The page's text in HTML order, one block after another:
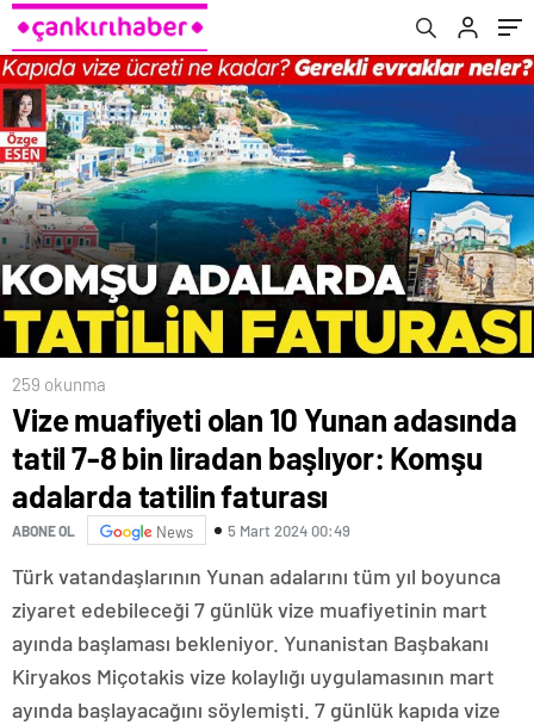
tatilin faturası
259 okunma
Vize muafiyeti olan 10 Yunan adasında
tatil 7-8 bin liradan başlıyor: Komşu
adalarda tatilin faturası
ABONE OL News 5 Mart 2024 00:49
Türk vatandaşlarının Yunan adalarını tüm yıl boyunca
ziyaret edebileceği 7 günlük vize muafiyetinin mart
ayında başlaması bekleniyor. Yunanistan Başbakanı
Kiryakos Miçotakis vize kolaylığı uygulamasının mart
ayında başlayacağını söylemişti. 7 günlük kapıda vize